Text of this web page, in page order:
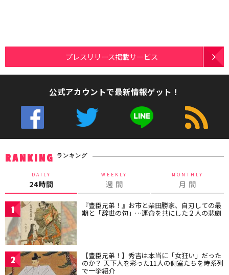
プレスリリース掲載サービス
公式アカウントで最新情報ゲット！
RANKING ランキング
DAILY
24時間
WEEKLY
週 間
MONTHLY
月 間
1 『豊臣兄弟！』お市と柴田勝家、自刃しての最
期と「辞世の句」…運命を共にした２人の悲劇
2 【豊臣兄弟！】秀吉は本当に「女狂い」だった
のか？ 天下人を彩った11人の側室たちを時系列
で一挙紹介